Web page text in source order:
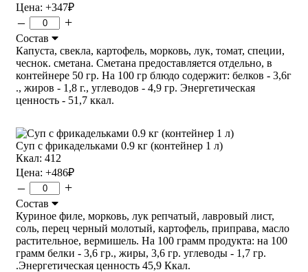
Цена: +347₽
– +
Состав
Капуста, свекла, картофель, морковь, лук, томат, специи,
чеснок. сметана. Сметана предоставляется отдельно, в
контейнере 50 гр. На 100 гр блюдо содержит: белков - 3,6г
., жиров - 1,8 г., углеводов - 4,9 гр. Энергетическая
ценность - 51,7 ккал.
Суп с фрикадельками 0.9 кг (контейнер 1 л)
Ккал: 412
Цена: +486₽
– +
Состав
Куриное филе, морковь, лук репчатый, лавровый лист,
соль, перец черный молотый, картофель, приправа, масло
растительное, вермишель. На 100 грамм продукта: на 100
грамм белки - 3,6 гр., жиры, 3,6 гр. углеводы - 1,7 гр.
.Энергетическая ценность 45,9 Ккал.